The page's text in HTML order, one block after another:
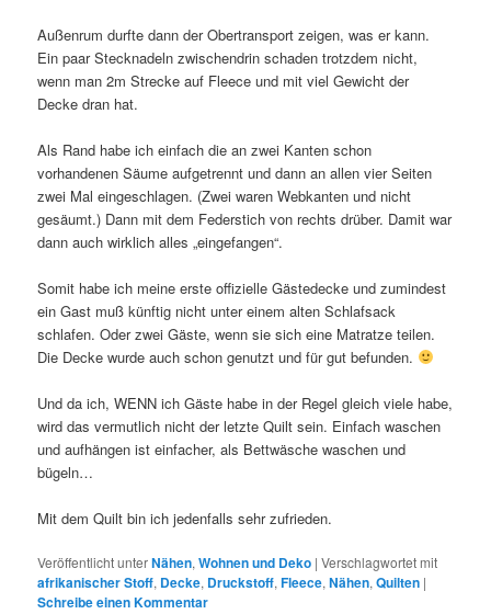
Außenrum durfte dann der Obertransport zeigen, was er kann.
Ein paar Stecknadeln zwischendrin schaden trotzdem nicht,
wenn man 2m Strecke auf Fleece und mit viel Gewicht der
Decke dran hat.
Als Rand habe ich einfach die an zwei Kanten schon
vorhandenen Säume aufgetrennt und dann an allen vier Seiten
zwei Mal eingeschlagen. (Zwei waren Webkanten und nicht
gesäumt.) Dann mit dem Federstich von rechts drüber. Damit war
dann auch wirklich alles „eingefangen“.
Somit habe ich meine erste offizielle Gästedecke und zumindest
ein Gast muß künftig nicht unter einem alten Schlafsack
schlafen. Oder zwei Gäste, wenn sie sich eine Matratze teilen.
Die Decke wurde auch schon genutzt und für gut befunden.
Und da ich, WENN ich Gäste habe in der Regel gleich viele habe,
wird das vermutlich nicht der letzte Quilt sein. Einfach waschen
und aufhängen ist einfacher, als Bettwäsche waschen und
bügeln…
Mit dem Quilt bin ich jedenfalls sehr zufrieden.
Veröffentlicht unterNähen,Wohnen und Deko |Verschlagwortet mit
afrikanischer Stoff, Decke, Druckstoff,Fleece,Nähen,Quilten |
Schreibe einen Kommentar